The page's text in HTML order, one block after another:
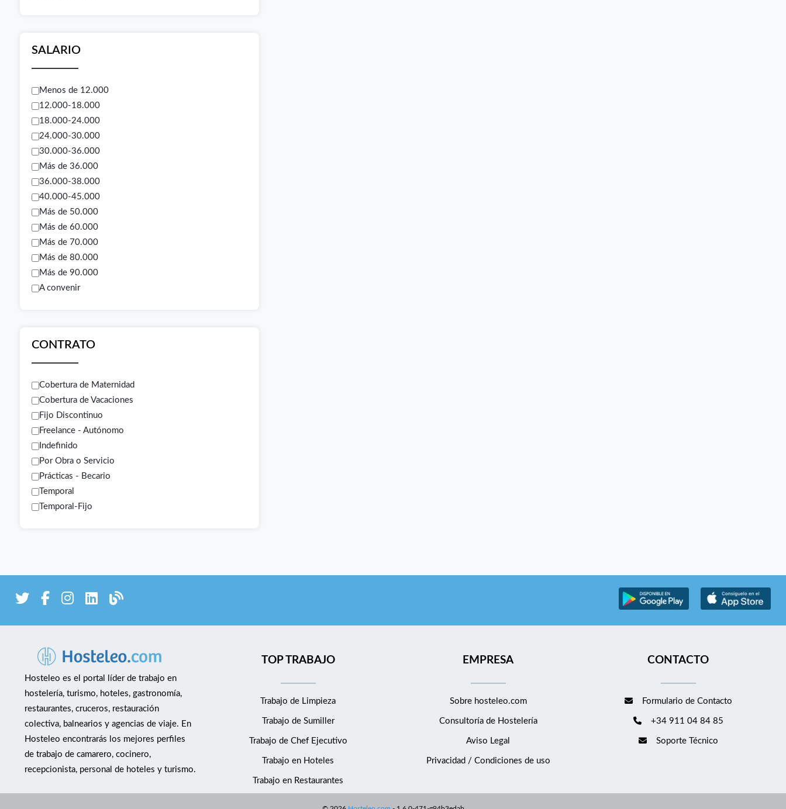
SALARIO
Menos de 12.000
12.000-18.000
18.000-24.000
24.000-30.000
30.000-36.000
Más de 36.000
36.000-38.000
40.000-45.000
Más de 50.000
Más de 60.000
Más de 70.000
Más de 80.000
Más de 90.000
A convenir
CONTRATO
Cobertura de Maternidad
Cobertura de Vacaciones
Fijo Discontinuo
Freelance - Autónomo
Indefinido
Por Obra o Servicio
Prácticas - Becario
Temporal
Temporal-Fijo
Hosteleo es el portal líder de trabajo en
hostelería, turismo, hoteles, gastronomía,
restaurantes, cruceros, restauración
colectiva, balnearios y agencias de viaje. En
Hosteleo encontrarás los mejores perfiles
de trabajo de camarero, cocinero,
recepcionista, personal de hoteles y turismo.
TOP TRABAJO
Trabajo de Limpieza
Trabajo de Sumiller
Trabajo de Chef Ejecutivo
Trabajo en Hoteles
Trabajo en Restaurantes
EMPRESA
Sobre hosteleo.com
Consultoría de Hostelería
Aviso Legal
Privacidad / Condiciones de uso
CONTACTO
Formulario de Contacto
+34 911 04 84 85
Soporte Técnico